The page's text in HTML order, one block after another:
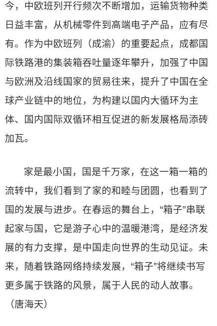
今，中欧班列开行频次不断增加，运输货物种类
日益丰富，从机械零件到高端电子产品，应有尽
有。作为中欧班列（成渝）的重要起点，成都国
际铁路港的集装箱吞吐量逐年攀升，加强了中国
与欧洲及沿线国家的贸易往来，提升了中国在全
球产业链中的地位，为构建以国内大循环为主
体、国内国际双循环相互促进的新发展格局添砖
加瓦。
家是最小国，国是千万家，在这一箱一箱的
流转中，我们看到了家的和睦与团圆，也看到了
国的发展与进步。在春运的舞台上，“箱子”串联
起家与国，它是游子心中的温暖港湾，是经济发
展的有力支撑，是中国走向世界的生动见证。未
来，随着铁路网络持续发展，“箱子”将继续书写
更多属于铁路的风景，属于人民的动人故事。
（唐海天）